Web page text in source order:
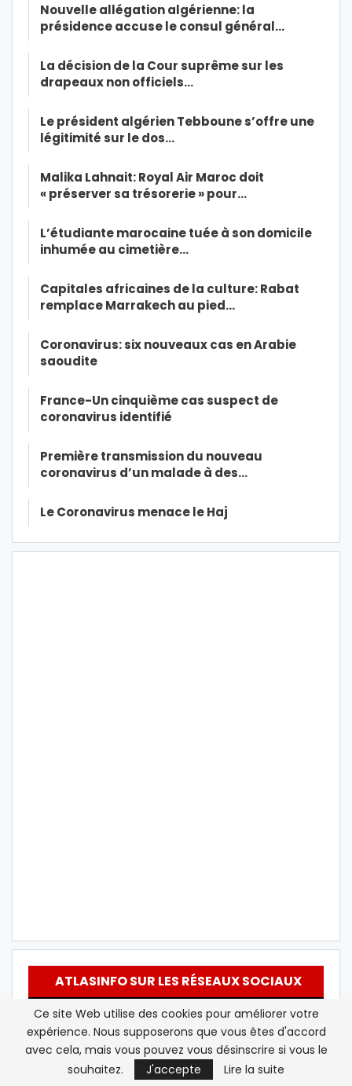
Nouvelle allégation algérienne: la
présidence accuse le consul général…
La décision de la Cour suprême sur les
drapeaux non officiels…
Le président algérien Tebboune s’offre une
légitimité sur le dos…
Malika Lahnait: Royal Air Maroc doit
« préserver sa trésorerie » pour…
L’étudiante marocaine tuée à son domicile
inhumée au cimetière…
Capitales africaines de la culture: Rabat
remplace Marrakech au pied…
Coronavirus: six nouveaux cas en Arabie
saoudite
France-Un cinquième cas suspect de
coronavirus identifié
Première transmission du nouveau
coronavirus d’un malade à des…
Le Coronavirus menace le Haj
ATLASINFO SUR LES RÉSEAUX SOCIAUX
Twitter Suivez nous
Youtube S'abonner
Ce site Web utilise des cookies pour améliorer votre
expérience. Nous supposerons que vous êtes d'accord
avec cela, mais vous pouvez vous désinscrire si vous le
souhaitez.
J'accepte Lire la suite